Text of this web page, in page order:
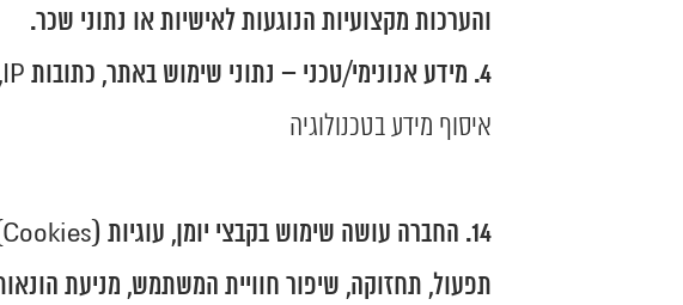
והערכות מקצועיות הנוגעות לאישיות או נתוני שכר.
מידע אנונימי/טכני – נתוני שימוש באתר, כתובות IP, סוגי דפדפנים, עוגיות, מיקום כללי, קליקים, משך זמן באתר.
איסוף מידע בטכנולוגיה
תפעול, תחזוקה, שיפור חוויית המשתמש, מניעת